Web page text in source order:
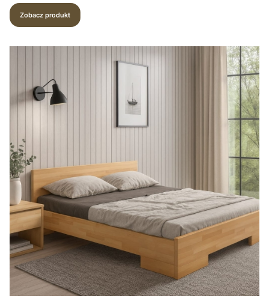
Zobacz produkt